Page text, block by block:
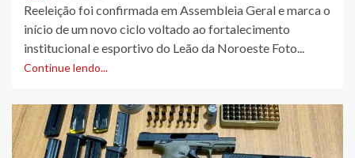
Reeleição foi confirmada em Assembleia Geral e marca o
início de um novo ciclo voltado ao fortalecimento
institucional e esportivo do Leão da Noroeste Foto...
Continue lendo...